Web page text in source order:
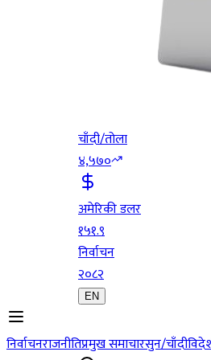
चाँदी/तोला
४,५७०
अमेरिकी डलर
१५१.९
निर्वाचन
२०८२
EN
निर्वाचनराजनीतिप्रमुख समाचारसुन/चाँदी